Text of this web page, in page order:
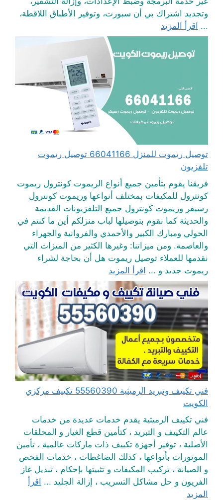
وتجديد اشتراك بي أن سبورت، وتوفير الأطباق اللاقطة،
... اقرأ المزيد
توصيل ريموت للمنزل 66041166 توصيل ريموت
تلفزيون
فريقنا يقوم بتأمين جميع أنواع الريموت كونترول ريموت
كونترول للمكيفات بمختلف أنواعها وريموت كونترول
رسيفر وريموت كونترول جميع التلفزيونات القديمة
والحديثة كما نقوم بتوصيلها لباب منزلكم أين ما كنتم في
الحولي ومبارك الكبير والأحمدي والفروانية والجهراء
والعاصمة. ومن ميزاتنا: وغيرها الكثير من الميزات التي
نقدمها للعملاء توصيل ريموت هل أن بحاجة لشراء
ريموت جديد و ... اقرأ المزيد
فني تكييف وتبريد الرميثية 55560390 تكييف مركزي
الكويت
فني تكييف الرميثية يقدم خدمات عديدة من خدمات
عالم التكييف و التبريد ، كتأمين قطع الغيار و المحلقات
الأصلية ، توفير أجهزة تكييف ذات ماركات عالمية ، تأمين
الموتورات بأنواعها ، كذلك الضاغطات ، خدمات الفحص
و الصيانة ، تركيب المكيفات و تثبيتها بإحكام ، تبديل غاز
الفريون و حل مشاكل التسريب ، إزالة الجليد ... اقرأ
المزيد